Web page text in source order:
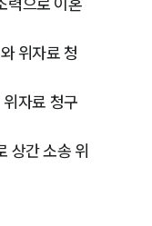
위자료 청
자료 청구
상간 소송 위